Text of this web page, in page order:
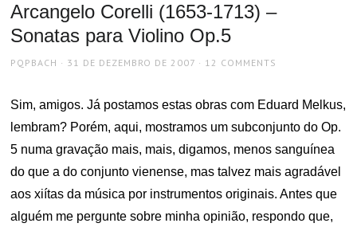
Arcangelo Corelli (1653-1713) –
Sonatas para Violino Op.5
AUTHOR
PQPBACH
POSTED
31 DE DEZEMBRO DE 2007 12 COMMENTS
Sim, amigos. Já postamos estas obras com Eduard Melkus,
lembram? Porém, aqui, mostramos um subconjunto do Op.
5 numa gravação mais, mais, digamos, menos sanguínea
do que a do conjunto vienense, mas talvez mais agradável
aos xiítas da música por instrumentos originais. Antes que
alguém me pergunte sobre minha opinião, respondo que,